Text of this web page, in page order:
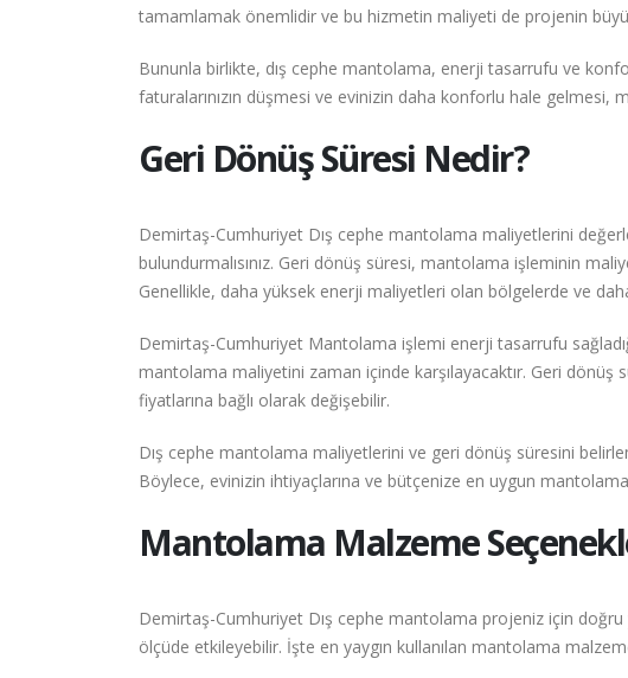
tamamlamak önemlidir ve bu hizmetin maliyeti de projenin
Bununla birlikte, dış cephe mantolama, enerji tasarrufu ve
faturalarınızın düşmesi ve evinizin daha konforlu hale gelmesi,
Geri Dönüş Süresi Nedir?
Demirtaş-Cumhuriyet Dış cephe mantolama maliyetlerini
bulundurmalısınız. Geri dönüş süresi, mantolama işleminin
Genellikle, daha yüksek enerji maliyetleri olan bölgelerde ve
Demirtaş-Cumhuriyet Mantolama işlemi enerji tasarrufu
mantolama maliyetini zaman içinde karşılayacaktır. Geri
fiyatlarına bağlı olarak değişebilir.
Dış cephe mantolama maliyetlerini ve geri dönüş süresini
Böylece, evinizin ihtiyaçlarına ve bütçenize en uygun
Mantolama Malzeme
Demirtaş-Cumhuriyet Dış cephe mantolama projeniz için doğru
ölçüde etkileyebilir. İşte en yaygın kullanılan mantolama